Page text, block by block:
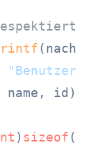
"Benutzer:
id);
) sizeof